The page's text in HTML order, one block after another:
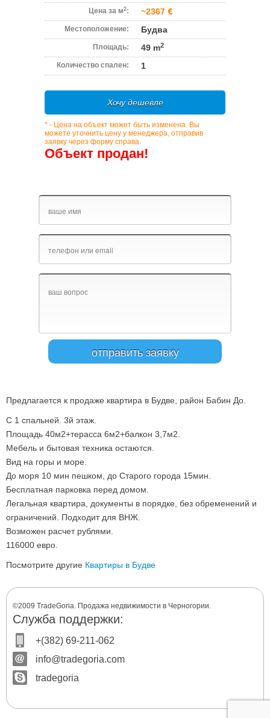
Цена за м2: ~2367
Местоположение: Будва
Площадь: 49 m2
Количество спален: 1
Хочу дешевле
* - Цена на объект может быть изменена. Вы
можете уточнить цену у менеджера, отправив
заявку через форму справа.
Объект продан!
Предлагается к продаже квартира в Будве, район Бабин До.
С 1 спальней. 3й этаж.
Площадь 40м2+терасса 6м2+балкон 3,7м2.
Мебель и бытовая техника остаются.
Вид на горы и море.
До моря 10 мин пешком, до Старого города 15мин.
Бесплатная парковка перед домом.
Легальная квартира, документы в порядке, без обременений и
ограничений. Подходит для ВНЖ.
Возможен расчет рублями.
116000 евро.
Посмотрите другие Квартиры в Будве
©2009 TradeGoria. Продажа недвижимости в Черногории.
Служба поддержки:
+(382) 69-211-062
info@tradegoria.com
tradegoria